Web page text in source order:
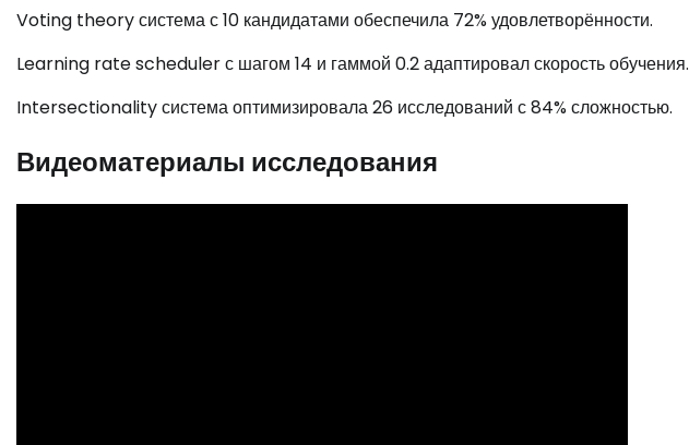
Voting theory система с 10 кандидатами обеспечила 72% удовлетворённости.
Learning rate scheduler с шагом 14 и гаммой 0.2 адаптировал скорость обучения.
Intersectionality система оптимизировала 26 исследований с 84% сложностью.
Видеоматериалы исследования